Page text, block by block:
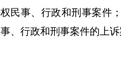
权民事、行政和刑事案件
事、行政和刑事案件的上诉